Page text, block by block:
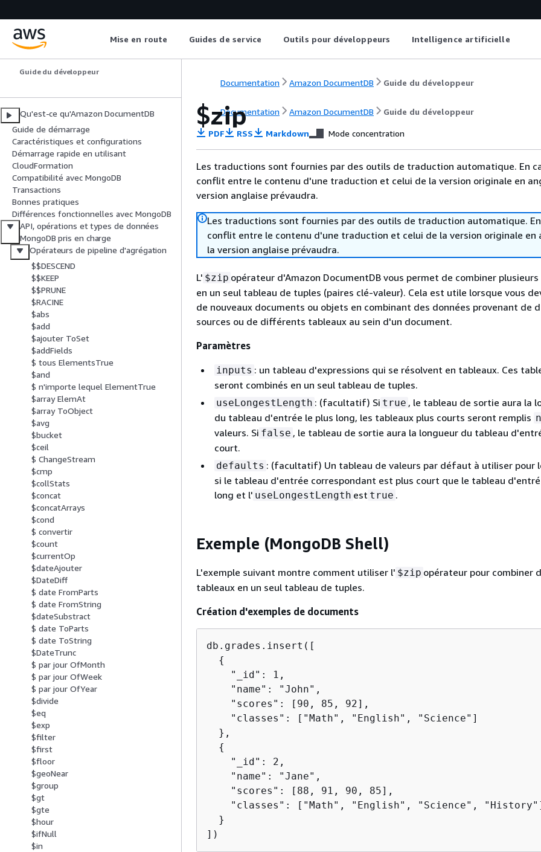
Mise en route Guides de service Outils pour développeurs Intelligence artificielle
Amazon DocumentDB
Guide du développeur
Qu'est-ce qu'Amazon DocumentDB
Guide de démarrage
Caractéristiques et configurations
Démarrage rapide en utilisant
CloudFormation
Compatibilité avec MongoDB
Transactions
Bonnes pratiques
Différences fonctionnelles avec MongoDB
API, opérations et types de données
MongoDB pris en charge
Opérateurs de pipeline d'agrégation
$$DESCEND
$$KEEP
$$PRUNE
$RACINE
$abs
$add
$ajouter ToSet
$addFields
$ tous ElementsTrue
$and
$ n'importe lequel ElementTrue
$array ElemAt
$array ToObject
$avg
$bucket
$ceil
$ ChangeStream
$cmp
$collStats
$concat
$concatArrays
$cond
$ convertir
$count
$currentOp
$dateAjouter
$DateDiff
$ date FromParts
$ date FromString
$dateSubstract
$ date ToParts
$ date ToString
$DateTrunc
$ par jour OfMonth
$ par jour OfWeek
$ par jour OfYear
$divide
$eq
$exp
$filter
$first
$floor
$geoNear
$group
$gt
$gte
$hour
$ifNull
$in
Documentation Amazon DocumentDB Guide du développeur
Documentation Amazon DocumentDB Guide du développeur
$zip
PDF RSS Markdown Mode concentration
Les traductions sont fournies par des outils de traduction automatique. En
conflit entre le contenu d'une traduction et celui de la version originale en
version anglaise prévaudra.
Les traductions sont fournies par des outils de traduction automatique.
conflit entre le contenu d'une traduction et celui de la version originale en
la version anglaise prévaudra.
L' $zip opérateur d'Amazon DocumentDB vous permet de combiner
en un seul tableau de tuples (paires clé-valeur). Cela est utile lorsque vous
de nouveaux documents ou objets en combinant des données provenant de
sources ou de différents tableaux au sein d'un document.
Paramètres
inputs : un tableau d'expressions qui se résolvent en tableaux. Ces
seront combinés en un seul tableau de tuples.
useLongestLength : (facultatif) Si true , le tableau de sortie aura la
du tableau d'entrée le plus long, les tableaux plus courts seront remplis
valeurs. Si false , le tableau de sortie aura la longueur du tableau
court.
defaults : (facultatif) Un tableau de valeurs par défaut à utiliser pour
si le tableau d'entrée correspondant est plus court que le tableau
long et l' useLongestLength est true .
Exemple (MongoDB Shell)
L'exemple suivant montre comment utiliser l' $zip opérateur pour combiner
tableaux en un seul tableau de tuples.
Création d'exemples de documents
db.grades.insert([
{
    "_id": 1,
    "name": "John",
    "scores": [90, 85, 92],
    "classes": ["Math", "English", "Science"]
  },
{
    "_id": 2,
    "name": "Jane",
    "scores": [88, 91, 90, 85],
"classes": ["Math", "English", "Science",
  }
])